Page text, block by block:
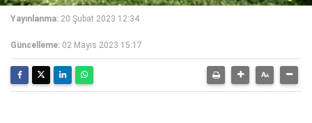
Yayınlanma: 20 Şubat 2023 12:34
Güncelleme: 02 Mayıs 2023 15:17